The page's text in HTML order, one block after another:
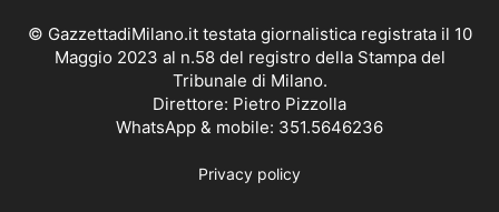
© GazzettadiMilano.it testata giornalistica registrata il 10
Maggio 2023 al n.58 del registro della Stampa del
Tribunale di Milano.
Direttore: Pietro Pizzolla
WhatsApp & mobile: 351.5646236
Privacy policy